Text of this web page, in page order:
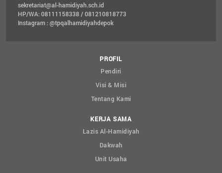
sekretariat@al-hamidiyah.sch.id
HP/WA: 08111158338 / 081210818773
Instagram : @tpqalhamidiyahdepok
PROFIL
Pendiri
Visi & Misi
Tentang Kami
KERJA SAMA
Lazis Al-Hamidiyah
Dakwah
Unit Usaha